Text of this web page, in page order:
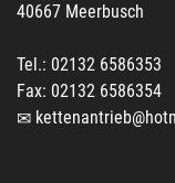
40667 Meerbusch
Tel.: 02132 6586353
Fax: 02132 6586354